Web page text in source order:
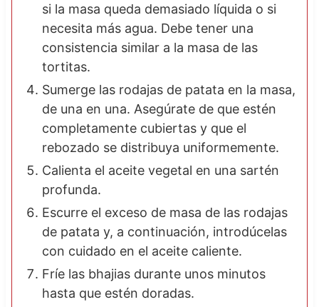
si la masa queda demasiado líquida o si
necesita más agua. Debe tener una
consistencia similar a la masa de las
tortitas.
Sumerge las rodajas de patata en la masa,
de una en una. Asegúrate de que estén
completamente cubiertas y que el
rebozado se distribuya uniformemente.
Calienta el aceite vegetal en una sartén
profunda.
Escurre el exceso de masa de las rodajas
de patata y, a continuación, introdúcelas
con cuidado en el aceite caliente.
Fríe las bhajias durante unos minutos
hasta que estén doradas.